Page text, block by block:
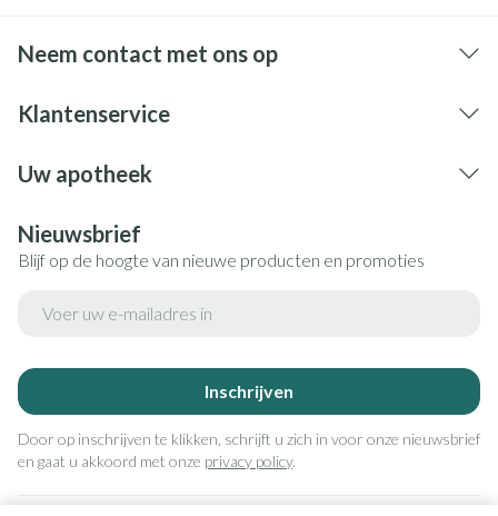
Neem contact met ons op
Klantenservice
Uw apotheek
Nieuwsbrief
Blijf op de hoogte van nieuwe producten en promoties
Inschrijven
Door op inschrijven te klikken, schrijft u zich in voor onze nieuwsbrief
en gaat u akkoord met onze privacy policy.